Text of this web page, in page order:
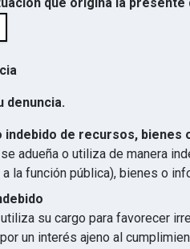
denuncia.
indebido de recursos, bienes
adueña o utiliza de manera
la función pública), bienes o
su cargo para favorecer
un interés ajeno al